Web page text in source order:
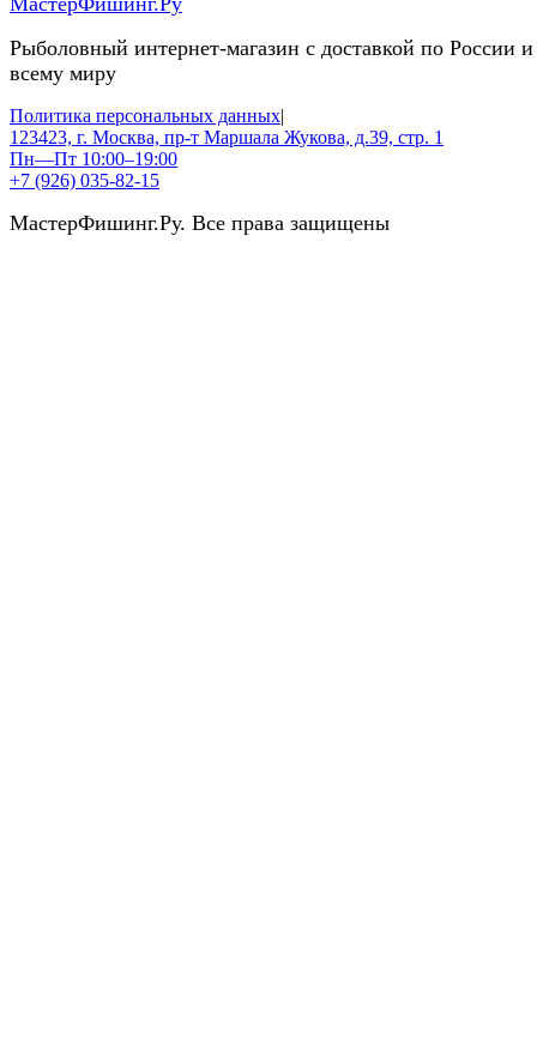
Рыболовный интернет-магазин с доставкой по России и
всему миру
Политика персональных данных|
123423, г. Москва, пр-т Маршала Жукова, д.39, стр. 1
Пн—Пт 10:00–19:00
+7 (926) 035-82-15
МастерФишинг.Ру. Все права защищены